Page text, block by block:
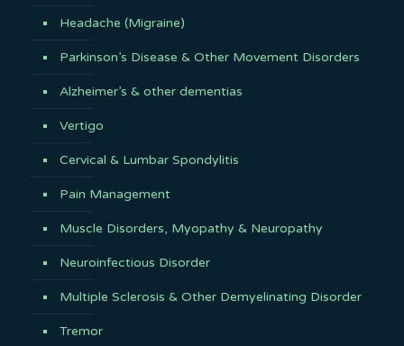
Headache (Migraine)
Parkinson’s Disease & Other Movement Disorders
Alzheimer’s & other dementias
Vertigo
Cervical & Lumbar Spondylitis
Pain Management
Muscle Disorders, Myopathy & Neuropathy
Neuroinfectious Disorder
Multiple Sclerosis & Other Demyelinating Disorder
Tremor